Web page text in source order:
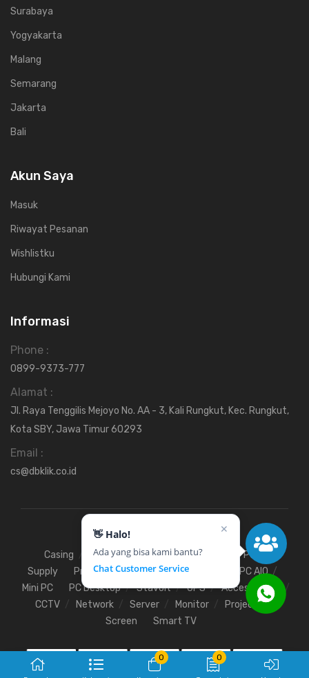
👋 Halo!
Ada yang bisa kami bantu?
Chat Customer Service
✕
0 0
Surabaya
Yogyakarta
Malang
Semarang
Jakarta
Bali
Akun Saya
Masuk
Riwayat Pesanan
Wishlistku
Hubungi Kami
Informasi
Phone :
0899-9373-777
Alamat :
Jl. Raya Tenggilis Mejoyo No. AA - 3, Kali Rungkut, Kec. Rungkut,
Kota SBY, Jawa Timur 60293
Email :
cs@dbklik.co.id
Casing Fan Hardisk Motherboard
Power
Supply
Processor SSD RAM
PC AIO
Mini PC
PC Desktop Stavolt UPS
Access Point
CCTV
Network Server Monitor
Projector
Screen
Smart TV